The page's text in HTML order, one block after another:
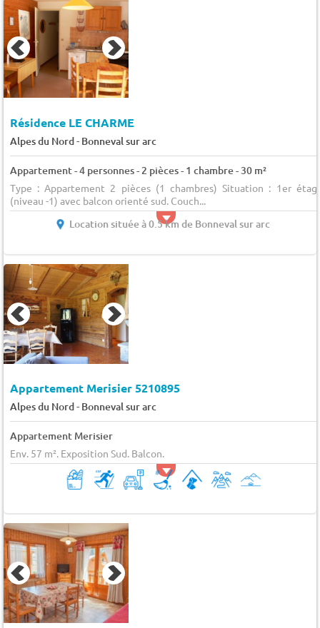
Résidence LE CHARME
Alpes du Nord- Bonneval sur arc
Appartement - 4 personnes - 2 pièces - 1 chambre - 30 m²
Type : Appartement 2 pièces (1 chambres) Situation : 1er
(niveau -1) avec balcon orienté sud. Couch...
Location située à 0.5 km de Bonneval sur arc
Appartement Merisier 5210895
Alpes du Nord- Bonneval sur arc
Appartement Merisier
Env. 57 m². Exposition Sud. Balcon.